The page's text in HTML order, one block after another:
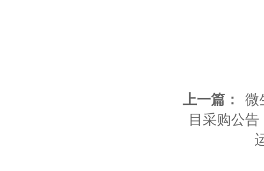
上一篇：
微
目采购公告